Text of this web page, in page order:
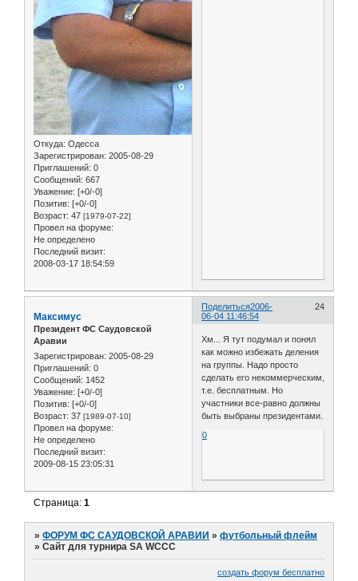
Откуда: Одесса
Зарегистрирован: 2005-08-29
Приглашений: 0
Сообщений: 667
Уважение: [+0/-0]
Позитив: [+0/-0]
Возраст: 47 [1979-07-22]
Провел на форуме:
Не определено
Последний визит:
2008-03-17 18:54:59
Поделиться 24
2006-
06-04 11:46:54
Максимус
Президент ФС Саудовской
Аравии
Зарегистрирован: 2005-08-29
Приглашений: 0
Сообщений: 1452
Уважение: [+0/-0]
Позитив: [+0/-0]
Возраст: 37 [1989-07-10]
Провел на форуме:
Не определено
Последний визит:
2009-08-15 23:05:31
Хм... Я тут подумал и понял
как можно избежать деления
на группы. Надо просто
сделать его некоммерческим,
т.е. бесплатным. Но
участники все-равно должны
быть выбраны президентами.
0
Страница:1
»ФОРУМ ФС САУДОВСКОЙ АРАВИИ »футбольный флейм
»Сайт для турнира SA WCCC
создать форум бесплатно